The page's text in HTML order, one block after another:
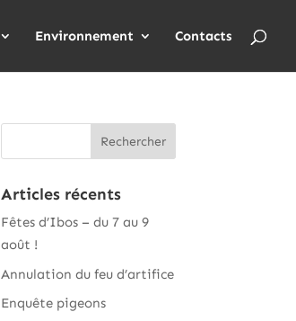
Environnement Contacts
Articles récents
Fêtes d’Ibos – du 7 au 9
août !
Annulation du feu d’artifice
Enquête pigeons